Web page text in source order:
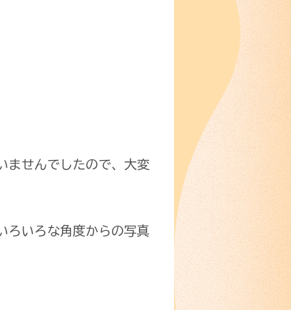
ませんでしたので、大変
ろいろな角度からの写真